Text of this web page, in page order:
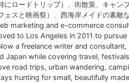
にロードトリップ）、街散策、キャン
ェスと映画祭）、西海岸メイドの素敵
marketing and e-commerce
to Los Angeles in 2011 to
a freelance writer and
Japan while covering travel,
road trips, urban wandering,
hunting for small, beautifully